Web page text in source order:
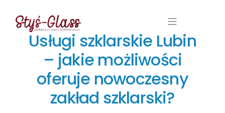
Usługi szklarskie Lubin
– jakie możliwości
oferuje nowoczesny
zakład szklarski?